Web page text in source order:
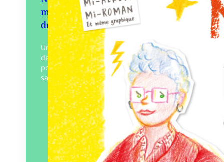
meilleurs épisodes du journal
de Su Suzanne
Un album merveilleux qui met en mots
deux héroïnes qui vont devenir amies
pour la vie. Su Suzanne a 8 ans porte une
salopette verte, aime le chocolat…
Éditeur :Six citrons acides
Paru le20/10/2022